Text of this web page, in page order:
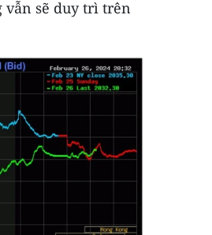
vẫn sẽ duy trì trên